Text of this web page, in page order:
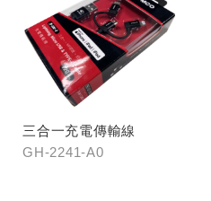
三合一充電傳輸線
GH-2241-A0